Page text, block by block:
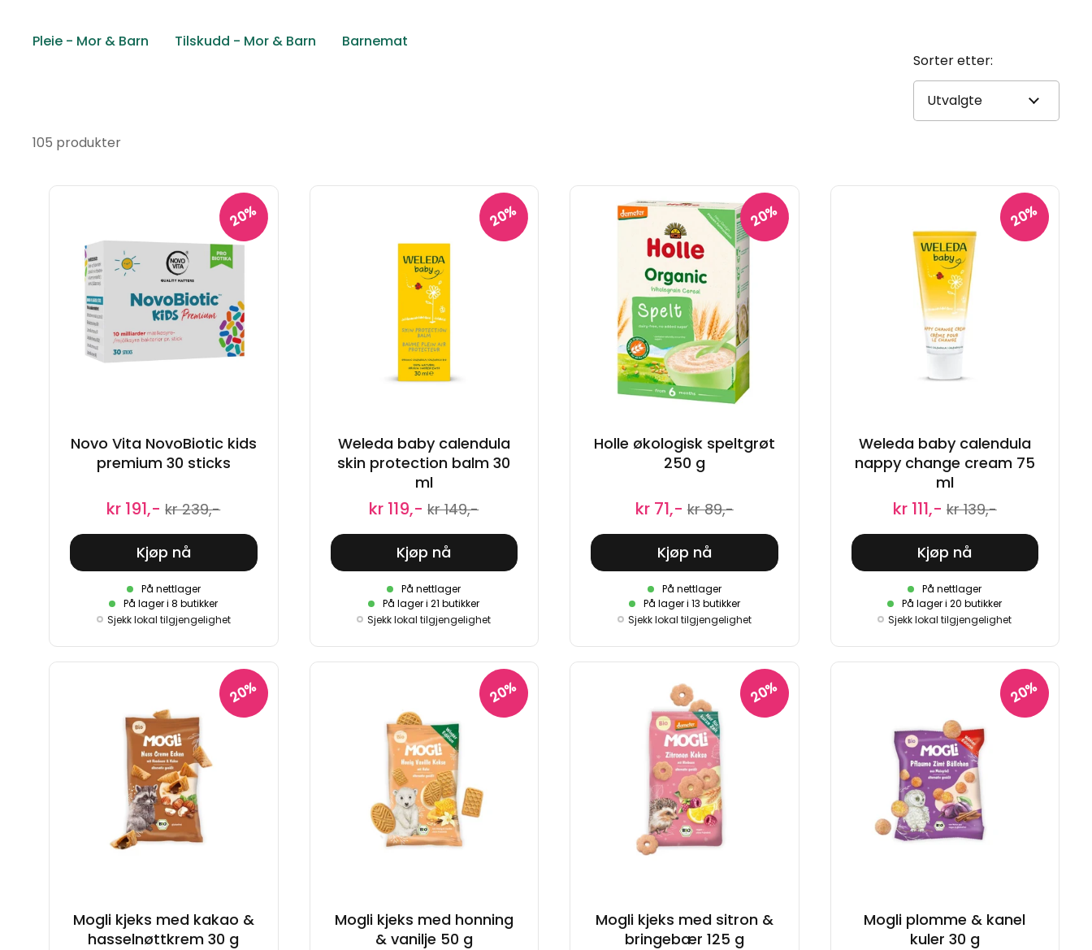
Pleie - Mor & Barn Tilskudd - Mor & Barn
Barnemat
Sorter etter:
105 produkter
20%
Novo Vita NovoBiotic kids
premium 30 sticks
kr 191,- kr 239,-
Kjøp nå
På nettlager
På lager i 8 butikker
Sjekk lokal tilgjengelighet
20%
Weleda baby calendula
skin protection balm 30
ml
kr 119,- kr 149,-
Kjøp nå
På nettlager
På lager i 21 butikker
Sjekk lokal tilgjengelighet
20%
Holle økologisk speltgrøt
250 g
kr 71,- kr 89,-
Kjøp nå
På nettlager
På lager i 13 butikker
Sjekk lokal tilgjengelighet
20%
Weleda baby calendula
nappy change cream 75
ml
kr 111,- kr 139,-
Kjøp nå
På nettlager
På lager i 20 butikker
Sjekk lokal tilgjengelighet
20%
Mogli kjeks med kakao &
hasselnøttkrem 30 g
20%
Mogli kjeks med honning
& vanilje 50 g
20%
Mogli kjeks med sitron &
bringebær 125 g
20%
Mogli plomme & kanel
kuler 30 g